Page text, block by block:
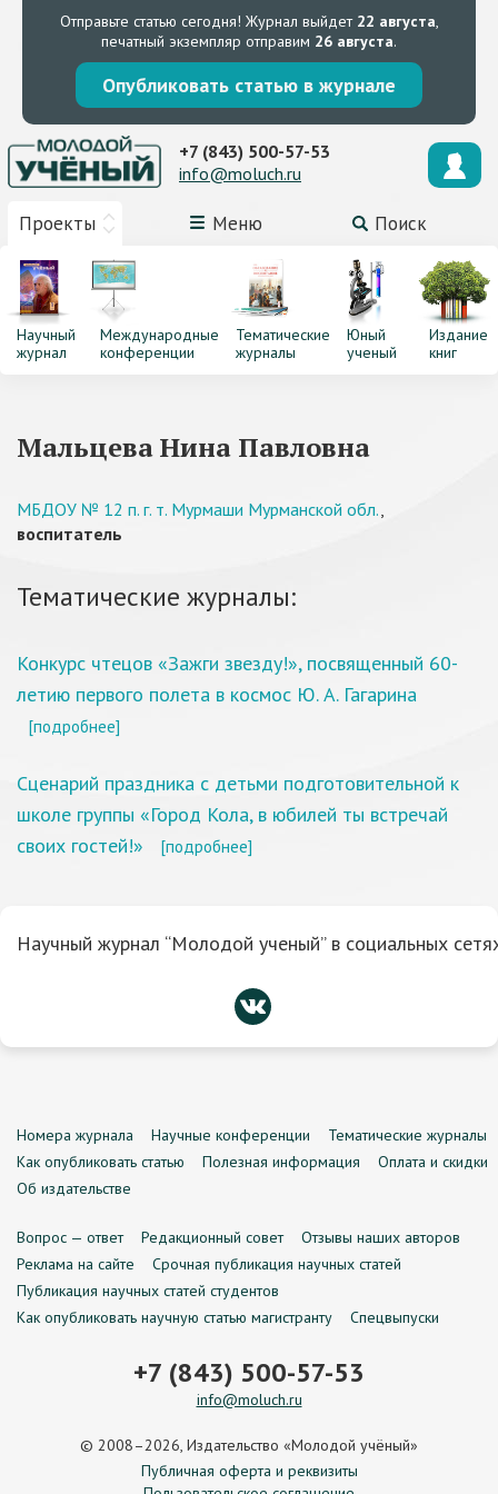
Отправьте статью сегодня! Журнал выйдет 22 августа,
печатный экземпляр отправим 26 августа.
Опубликовать статью в журнале
Проекты Меню Поиск
+7 (843) 500-57-53
info@moluch.ru
Научный
журнал
Международные
конференции
Тематические
журналы
Юный
ученый
Издание
книг
Мальцева Нина Павловна
МБДОУ № 12 п. г. т. Мурмаши Мурманской обл.,
воспитатель
Тематические журналы:
Конкурс чтецов «Зажги звезду!», посвященный 60-
летию первого полета в космос Ю. А. Гагарина
[подробнее]
Сценарий праздника с детьми подготовительной к
школе группы «Город Кола, в юбилей ты встречай
своих гостей!»
[подробнее]
Научный журнал “Молодой ученый” в социальных
Номера журнала Научные конференции
Тематические журналы
Как опубликовать статью
Полезная информация
Оплата и скидки
Об издательстве
Вопрос — ответ Редакционный совет
Отзывы наших авторов
Реклама на сайте
Срочная публикация научных статей
Публикация научных статей студентов
Как опубликовать научную статью магистранту
Спецвыпуски
+7 (843) 500-57-53
info@moluch.ru
© 2008–2026, Издательство «Молодой учёный»
Публичная оферта и реквизиты